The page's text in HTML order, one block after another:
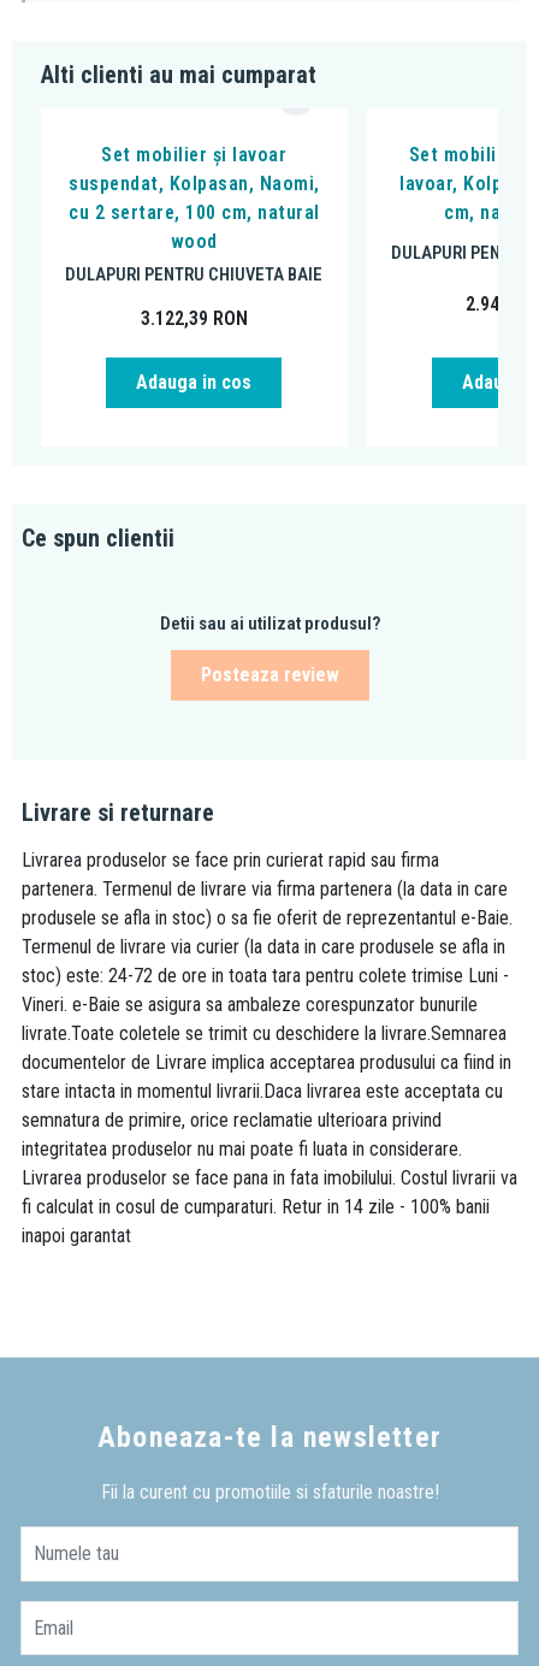
Alti clienti au mai cumparat
Set mobilier și lavoar
suspendat, Kolpasan, Naomi,
cu 2 sertare, 100 cm, natural
wood
DULAPURI PENTRU CHIUVETA BAIE
3.122,39 RON
Adauga in cos
Set mobilier
lavoar,
cm,
DULAPURI PENTRU
2.948,26
Adauga
Ce spun clientii
Detii sau ai utilizat produsul?
Posteaza review
Livrare si returnare
Livrarea produselor se face prin curierat rapid sau firma
partenera. Termenul de livrare via firma partenera (la data in care
produsele se afla in stoc) o sa fie oferit de reprezentantul e-Baie.
Termenul de livrare via curier (la data in care produsele se afla in
stoc) este: 24-72 de ore in toata tara pentru colete trimise Luni -
Vineri. e-Baie se asigura sa ambaleze corespunzator bunurile
livrate.Toate coletele se trimit cu deschidere la livrare.Semnarea
documentelor de Livrare implica acceptarea produsului ca fiind in
stare intacta in momentul livrarii.Daca livrarea este acceptata cu
semnatura de primire, orice reclamatie ulterioara privind
integritatea produselor nu mai poate fi luata in considerare.
Livrarea produselor se face pana in fata imobilului. Costul livrarii va
fi calculat in cosul de cumparaturi. Retur in 14 zile - 100% banii
inapoi garantat
Aboneaza-te la newsletter
Fii la curent cu promotiile si sfaturile noastre!
Numele tau
Email